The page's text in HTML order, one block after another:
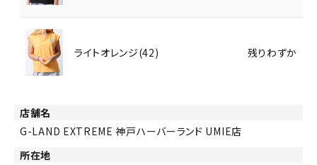
ライトオレンジ(42) 残りわずか
店舗名
G-LAND EXTREME 神戸ハーバーランド UMIE店
所在地